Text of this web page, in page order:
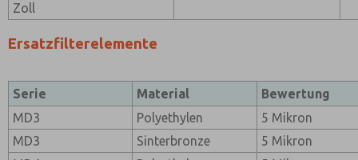
Zoll
Ersatzfilterelemente
Serie Material
Bewertung
MD3
Polyethylen
5 Mikron
MD3
Sinterbronze
5 Mikron